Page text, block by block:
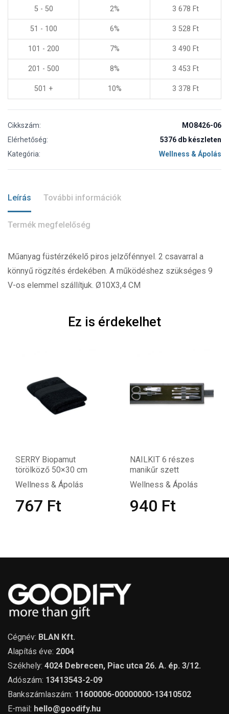
5 - 50 2% 3 678 Ft
51 - 100 6% 3 528 Ft
101 - 200 7% 3 490 Ft
201 - 500 8% 3 453 Ft
501 + 10% 3 378 Ft
Cikkszám:
MO8426-06
Elérhetőség:
5376 db készleten
Kategória:
Wellness & Ápolás
Leírás További információk
Termék megfelelőség
Műanyag füstérzékelő piros jelzőfénnyel. 2 csavarral a
könnyű rögzítés érdekében. A működéshez szükséges 9
V-os elemmel szállítjuk. Ø10X3,4 CM
Ez is érdekelhet
cm
NAILKIT 6 részes
manikűr szett
Wellness & Ápolás
OSOLE COS
kozmetikai
Wellness &
Cégnév: BLAN Kft.
Alapítás éve: 2004
Székhely: 4024 Debrecen, Piac utca 26. A. ép. 3/12.
Adószám: 13413543-2-09
Bankszámlaszám: 11600006-00000000-13410502
E-mail: hello@goodify.hu